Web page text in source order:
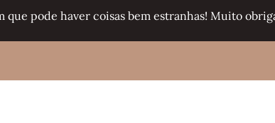
pode haver coisas bem estranhas! Muito